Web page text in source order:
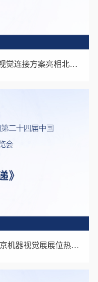
兆龙LONGTRONIC®全系列视觉连接方案亮相北京机器视觉展
展会直击！ 兆龙互连2025北京机器视觉展展位热度十足！